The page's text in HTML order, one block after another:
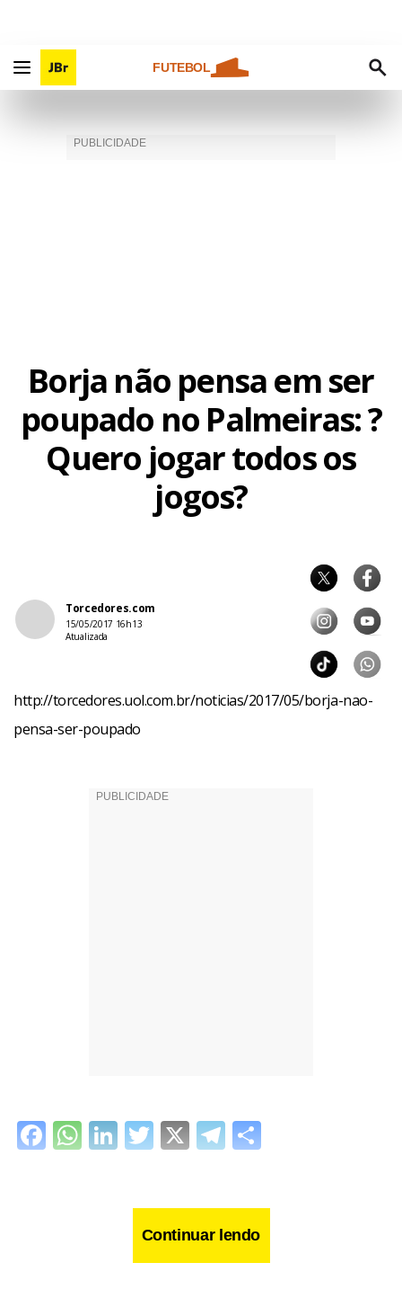
FUTEBOL
Borja não pensa em ser
poupado no Palmeiras: ?
Quero jogar todos os
jogos?
Torcedores.com
15/05/2017 16h13
Atualizada
http://torcedores.uol.com.br/noticias/2017/05/borja-nao-
pensa-ser-poupado
Facebook
WhatsApp
LinkedIn
Twitter
X Telegram
Continuar lendo